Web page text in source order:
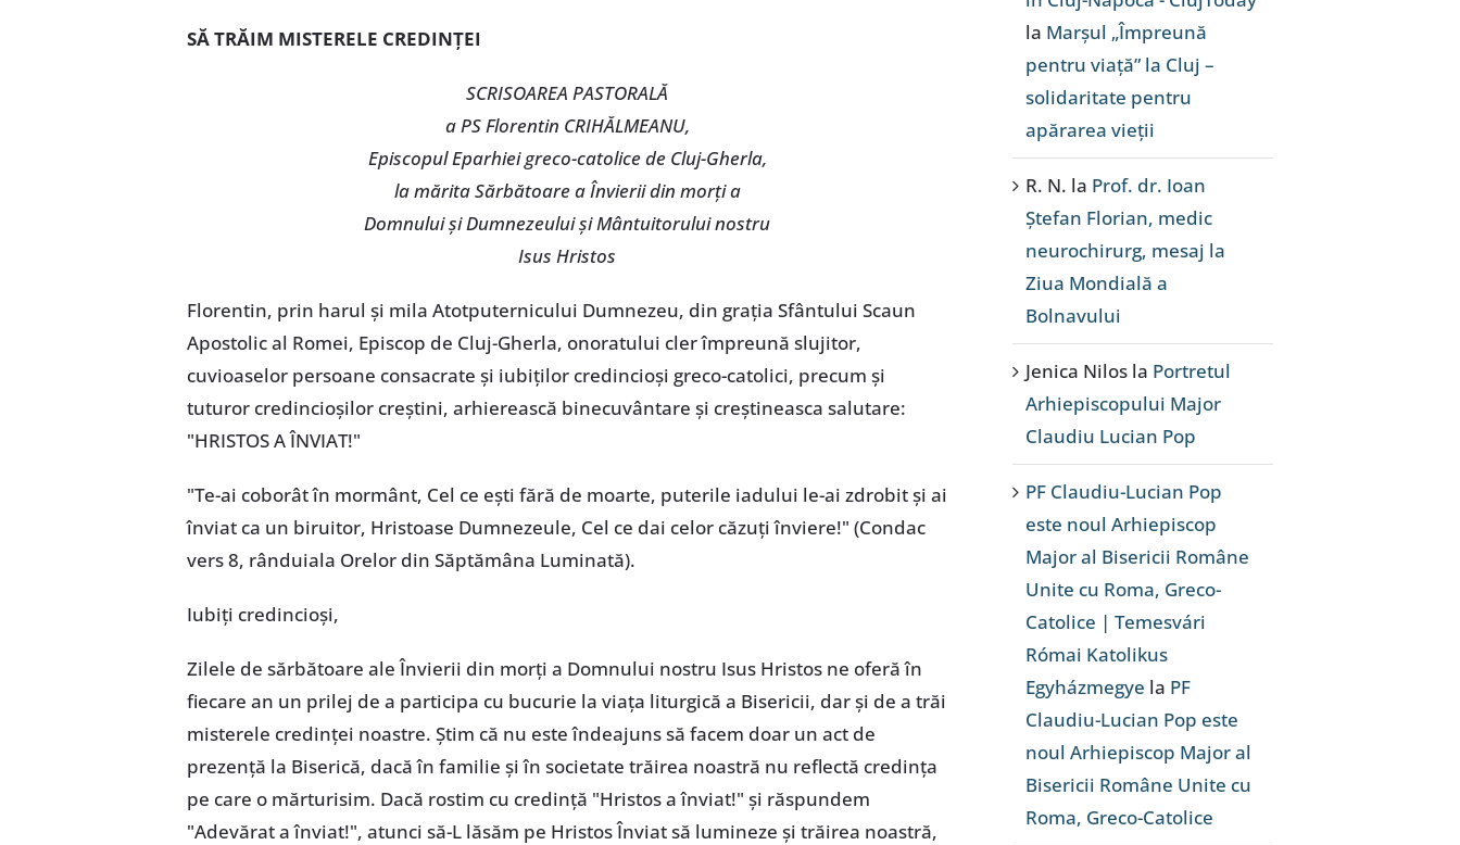
SĂ TRĂIM MISTERELE CREDINȚEI
SCRISOAREA PASTORALĂ
a PS Florentin CRIHĂLMEANU,
Episcopul Eparhiei greco-catolice de Cluj-Gherla,
la mărita Sărbătoare a Învierii din morți a
Domnului și Dumnezeului și Mântuitorului nostru
Isus Hristos
Florentin, prin harul și mila Atotputernicului Dumnezeu, din grația Sfântului Scaun
Apostolic al Romei, Episcop de Cluj-Gherla, onoratului cler împreună slujitor,
cuvioaselor persoane consacrate și iubiților credincioși greco-catolici, precum și
tuturor credincioșilor creștini, arhierească binecuvântare și creștineasca salutare:
"HRISTOS A ÎNVIAT!"
"Te-ai coborât în mormânt, Cel ce ești fără de moarte, puterile iadului le-ai zdrobit și ai
înviat ca un biruitor, Hristoase Dumnezeule, Cel ce dai celor căzuți înviere!" (Condac
vers 8, rânduiala Orelor din Săptămâna Luminată).
Iubiți credincioși,
Zilele de sărbătoare ale Învierii din morți a Domnului nostru Isus Hristos ne oferă în
fiecare an un prilej de a participa cu bucurie la viața liturgică a Bisericii, dar și de a trăi
misterele credinței noastre. Știm că nu este îndeajuns să facem doar un act de
prezență la Biserică, dacă în familie și în societate trăirea noastră nu reflectă credința
pe care o mărturisim. Dacă rostim cu credință "Hristos a înviat!" și răspundem
"Adevărat a înviat!", atunci să-L lăsăm pe Hristos Înviat să lumineze și trăirea noastră,
la Marșul „Împreună
pentru viață” la Cluj –
solidaritate pentru
apărarea vieții
R. N. la Prof. dr. Ioan
Ștefan Florian, medic
neurochirurg, mesaj la
Ziua Mondială a
Bolnavului
Jenica Nilos la Portretul
Arhiepiscopului Major
Claudiu Lucian Pop
PF Claudiu-Lucian Pop
este noul Arhiepiscop
Major al Bisericii Române
Unite cu Roma, Greco-
Catolice | Temesvári
Római Katolikus
Egyházmegye la PF
Claudiu-Lucian Pop este
noul Arhiepiscop Major al
Bisericii Române Unite cu
Roma, Greco-Catolice